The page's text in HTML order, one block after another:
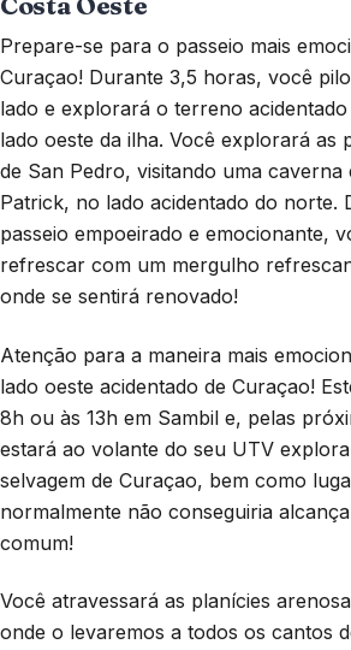
Prepare-se para o passeio mais
Curaçao! Durante 3,5 horas, você
lado e explorará o terreno
lado oeste da ilha. Você explorará as
de San Pedro, visitando uma caverna
Patrick, no lado acidentado do norte.
passeio empoeirado e emocionante,
refrescar com um mergulho
onde se sentirá renovado!
Atenção para a maneira mais
lado oeste acidentado de Curaçao!
8h ou às 13h em Sambil e, pelas
estará ao volante do seu UTV
selvagem de Curaçao, bem como
normalmente não conseguiria
comum!
Você atravessará as planícies
onde o levaremos a todos os cantos